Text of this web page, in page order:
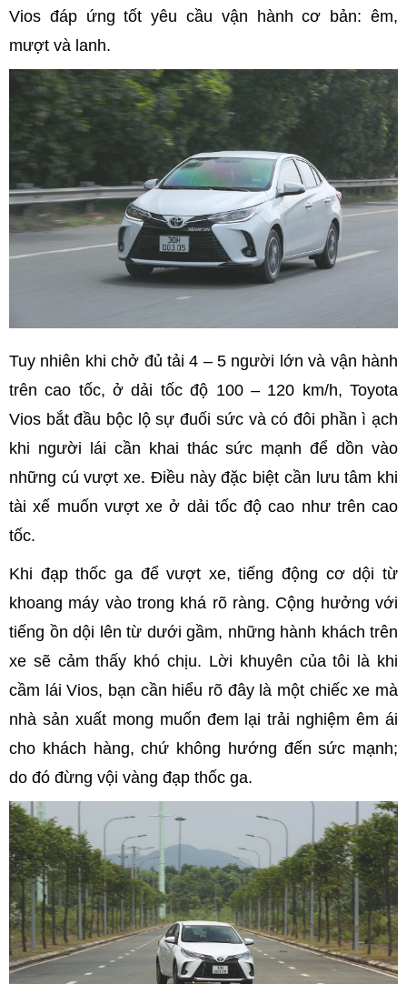
Vios đáp ứng tốt yêu cầu vận hành cơ bản: êm,
mượt và lanh.
Tuy nhiên khi chở đủ tải 4 – 5 người lớn và vận hành
trên cao tốc, ở dải tốc độ 100 – 120 km/h, Toyota
Vios bắt đầu bộc lộ sự đuối sức và có đôi phần ì ạch
khi người lái cần khai thác sức mạnh để dồn vào
những cú vượt xe. Điều này đặc biệt cần lưu tâm khi
tài xế muốn vượt xe ở dải tốc độ cao như trên cao
tốc.
Khi đạp thốc ga để vượt xe, tiếng động cơ dội từ
khoang máy vào trong khá rõ ràng. Cộng hưởng với
tiếng ồn dội lên từ dưới gầm, những hành khách trên
xe sẽ cảm thấy khó chịu. Lời khuyên của tôi là khi
cầm lái Vios, bạn cần hiểu rõ đây là một chiếc xe mà
nhà sản xuất mong muốn đem lại trải nghiệm êm ái
cho khách hàng, chứ không hướng đến sức mạnh;
do đó đừng vội vàng đạp thốc ga.